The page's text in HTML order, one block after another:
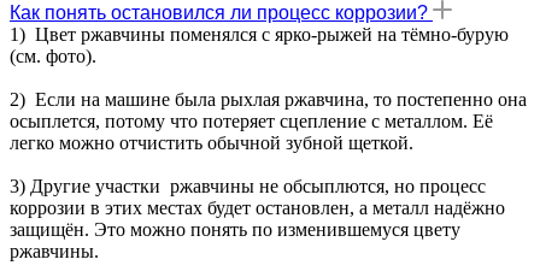
Как понять остановился ли процесс коррозии?
1) Цвет ржавчины поменялся с ярко-рыжей на тёмно-бурую
(см. фото).
2) Если на машине была рыхлая ржавчина, то постепенно она
осыплется, потому что потеряет сцепление с металлом. Её
легко можно отчистить обычной зубной щеткой.
3) Другие участки ржавчины не обсыплются, но процесс
коррозии в этих местах будет остановлен, а металл надёжно
защищён. Это можно понять по изменившемуся цвету
ржавчины.